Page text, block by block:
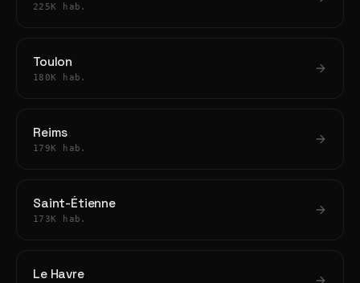
225K hab.
Toulon
180K hab.
Reims
179K hab.
Saint-Étienne
173K hab.
Le Havre